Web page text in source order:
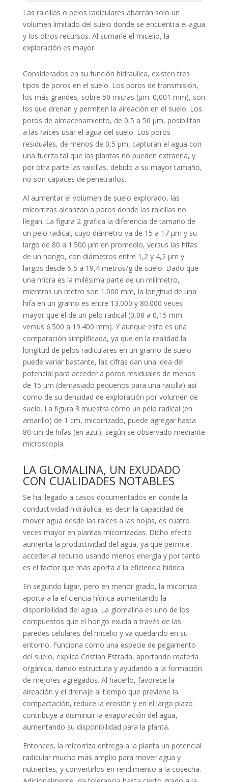
Las raicillas o pelos radiculares abarcan solo un
volumen limitado del suelo donde se encuentra el agua
y los otros recursos. Al sumarle el micelio, la
exploración es mayor.
Considerados en su función hidráulica, existen tres
tipos de poros en el suelo. Los poros de transmisión,
los más grandes, sobre 50 micras (μm: 0,001 mm), son
los que drenan y permiten la aireación en el suelo. Los
poros de almacenamiento, de 0,5 a 50 μm, posibilitan
a las raíces usar el agua del suelo. Los poros
residuales, de menos de 0,5 μm, capturan el agua con
una fuerza tal que las plantas no pueden extraerla, y
por otra parte las raicillas, debido a su mayor tamaño,
no son capaces de penetrarlos.
Al aumentar el volumen de suelo explorado, las
micorrizas alcanzan a poros donde las raicillas no
llegan. La figura 2 grafica la diferencia de tamaño de
un pelo radical, cuyo diámetro va de 15 a 17 μm y su
largo de 80 a 1.500 μm en promedio, versus las hifas
de un hongo, con diámetros entre 1,2 y 4,2 μm y
largos desde 6,5 a 19,4 metros/g de suelo. Dado que
una micra es la milésima parte de un milímetro,
mientras un metro son 1.000 mm, la longitud de una
hifa en un gramo es entre 13.000 y 80.000 veces
mayor que el de un pelo radical (0,08 a 0,15 mm
versus 6.500 a 19.400 mm). Y aunque esto es una
comparación simplificada, ya que en la realidad la
longitud de pelos radiculares en un gramo de suelo
puede variar bastante, las cifras dan una idea del
potencial para acceder a poros residuales de menos
de 15 μm (demasiado pequeños para una raicilla) así
como de su densidad de exploración por volumen de
suelo. La figura 3 muestra cómo un pelo radical (en
amarillo) de 1 cm, micorrizado, puede agregar hasta
80 cm de hifas (en azul), según se observado mediante
microscopía.
LA GLOMALINA, UN EXUDADO
CON CUALIDADES NOTABLES
Se ha llegado a casos documentados en donde la
conductividad hidráulica, es decir la capacidad de
mover agua desde las raíces a las hojas, es cuatro
veces mayor en plantas micorrizadas. Dicho efecto
aumenta la productividad del agua, ya que permite
acceder al recurso usando menos energía y por tanto
es el factor que más aporta a la eficiencia hídrica.
En segundo lugar, pero en menor grado, la micorriza
aporta a la eficiencia hídrica aumentando la
disponibilidad del agua. La glomalina es uno de los
compuestos que el hongo exuda a través de las
paredes celulares del micelio y va quedando en su
entorno. Funciona como una especie de pegamento
del suelo, explica Cristian Estrada, aportando materia
orgánica, dando estructura y ayudando a la formación
de mejores agregados. Al hacerlo, favorece la
aireación y el drenaje al tiempo que previene la
compactación, reduce la erosión y en el largo plazo
contribuye a disminuir la evaporación del agua,
aumentando su disponibilidad para la planta.
Entonces, la micorriza entrega a la planta un potencial
radicular mucho más amplio para mover agua y
nutrientes, y convertirlos en rendimiento a la cosecha.